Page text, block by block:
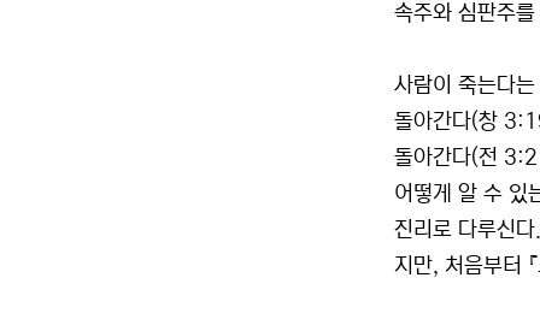
속주와 심판주
사람이 죽는다
돌아간다(창
돌아간다(전
어떻게 알 수 있
진리로 다루신
지만, 처음부터